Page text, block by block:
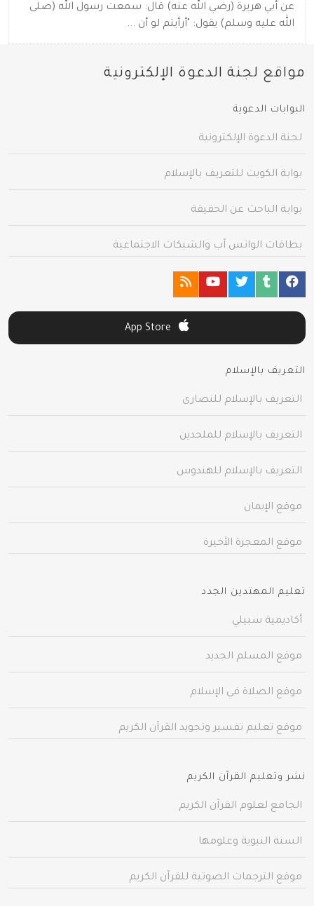
عن أبي هريرة (رضي الله عنه) قال‏:‏ سمعت رسول الله (صلى
الله عليه وسلم) يقول‏:‏ ‏"‏أرأيتم لو أن ...
مواقع لجنة الدعوة الإلكترونية
البوابات الدعوية
لجنة الدعوة الإلكترونية
بوابة الكويت للتعريف بالإسلام
بوابة الباحث عن الحقيقة
بطاقات الواتس آب والشبكات الاجتماعية
التعريف بالإسلام
التعريف بالإسلام للنصارى
التعريف بالإسلام للملحدين
التعريف بالإسلام للهندوس
موقع الإيمان
موقع المعجزة الأخيرة
تعليم المهتدين الجدد
أكاديمية سبيلي
موقع المسلم الجديد
موقع الصلاة في الإسلام
موقع تعليم تفسير وتجويد القرآن الكريم
نشر وتعليم القرآن الكريم
الجامع لعلوم القرآن الكريم
السنة النبوية وعلومها
موقع الترجمات الصوتية للقرآن الكريم